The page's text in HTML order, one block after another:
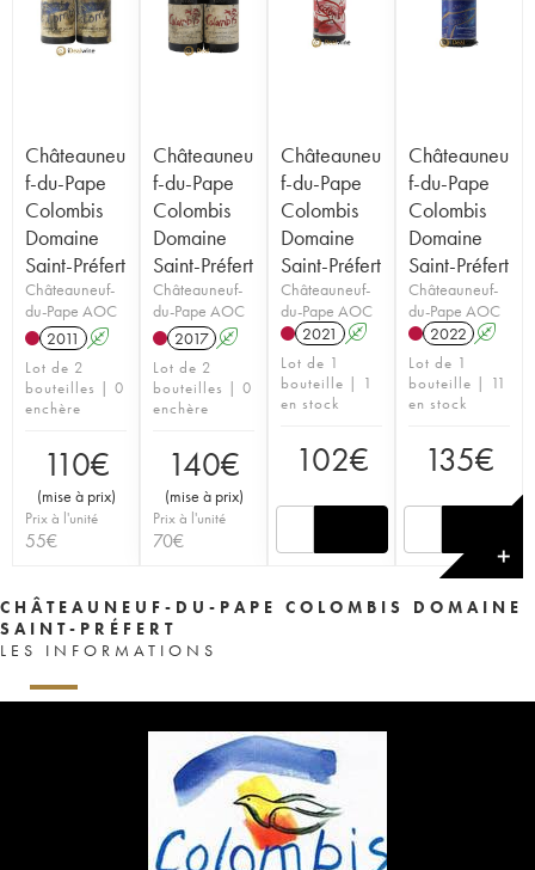
Châteauneu
f-du-Pape
Colombis
Domaine
Saint-Préfert
Châteauneuf-
du-Pape AOC
2011
A
Lot de 2
bouteilles | 0
enchère
110€
(mise à prix)
Prix à l'unité
55€
Châteauneu
f-du-Pape
Colombis
Domaine
Saint-Préfert
Châteauneuf-
du-Pape AOC
2017 A
Lot de 2
bouteilles | 0
enchère
140€
(mise à prix)
Prix à l'unité
70€
Châteauneu
f-du-Pape
Colombis
Domaine
Saint-Préfert
Châteauneuf-
du-Pape AOC
2021
A
Lot de 1
bouteille | 1
en stock
102€
Châteauneu
f-du-Pape
Colombis
Domaine
Saint-Préfert
Châteauneuf-
du-Pape AOC
2022 A
Lot de 1
bouteille | 11
en stock
135€
✕
CHÂTEAUNEUF-DU-PAPE COLOMBIS DOMAINE
SAINT-PRÉFERT
LES INFORMATIONS